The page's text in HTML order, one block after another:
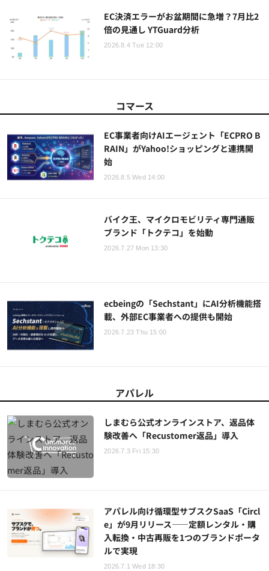
EC決済エラーがお盆期間に急増？7月比2
倍の見通し YTGuard分析
2026.8.4 Tue 12:00
コマース
EC事業者向けAIエージェント「ECPRO B
RAIN」がYahoo!ショッピングと連携開
始
2026.8.5 Wed 14:00
バイク王、マイクロモビリティ専門通販
ブランド「トクテコ」を始動
2026.7.27 Mon 13:30
ecbeingの「Sechstant」にAI分析機能搭
載、外部EC事業者への提供も開始
2026.7.23 Thu 15:00
アパレル
しまむら公式オンラインストア、返品体
験改善へ「Recustomer返品」導入
2026.7.3 Fri 15:30
アパレル向け循環型サブスクSaaS「Circl
e」が9月リリース——定額レンタル・購
入転換・中古再販を1つのブランドポータ
ルで実現
2026.7.1 Wed 18:30